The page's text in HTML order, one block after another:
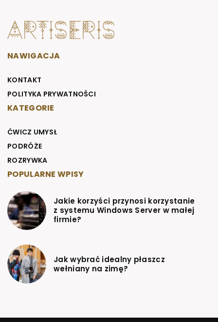
NAWIGACJA
KONTAKT
POLITYKA PRYWATNOŚCI
KATEGORIE
ĆWICZ UMYSŁ
PODRÓŻE
ROZRYWKA
POPULARNE WPISY
Jakie korzyści przynosi korzystanie
z systemu Windows Server w małej
firmie?
Jak wybrać idealny płaszcz
wełniany na zimę?